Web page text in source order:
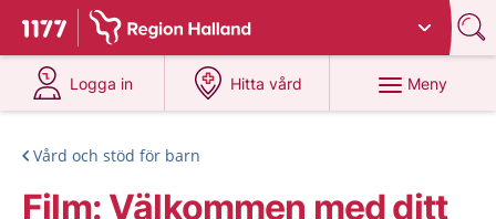
Till startsidan för 1177
Du har valt region Halland
Logga in
på 1177.se
Hitta vård
på 1177.se
Meny
Vård och stöd för barn
Film: Välkommen med ditt